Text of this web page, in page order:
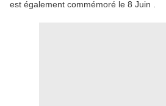
est également commémoré le 8 Juin .